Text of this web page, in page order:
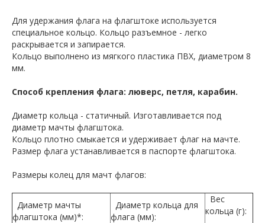
Для удержания флага на флагштоке используется
специальное кольцо. Кольцо разъемное - легко
раскрывается и запирается.
Кольцо выполнено из мягкого пластика ПВХ, диаметром 8
мм.
Способ крепления флага: люверс, петля, карабин.
Диаметр кольца - статичный. Изготавливается под
диаметр мачты флагштока.
Кольцо плотно смыкается и удерживает флаг на мачте.
Размер флага устанавливается в паспорте флагштока.
Размеры колец для мачт флагов:
Диаметр мачты
флагштока (мм)*:
Диаметр кольца для
флага (мм):
Вес
кольца (г):